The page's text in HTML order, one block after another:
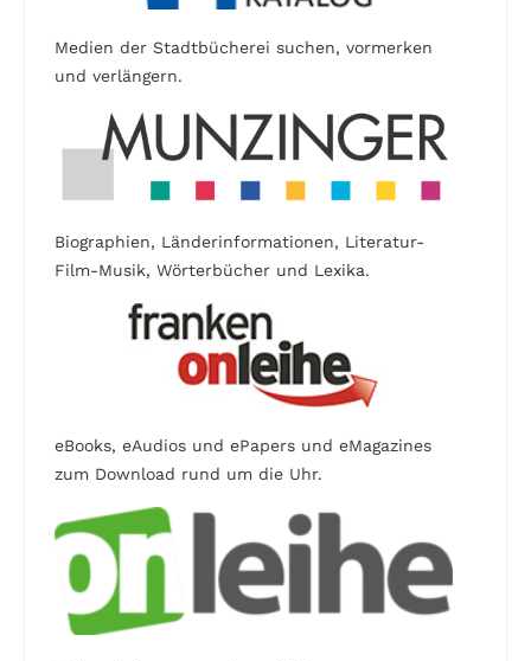
Medien der Stadtbücherei suchen, vormerken
und verlängern.
Biographien, Länderinformationen, Literatur-
Film-Musik, Wörterbücher und Lexika.
eBooks, eAudios und ePapers und eMagazines
zum Download rund um die Uhr.